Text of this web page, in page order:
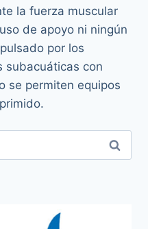
la fuerza muscular
de apoyo ni ningún
por los
subacuáticas con
se permiten equipos